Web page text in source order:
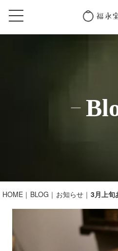
HOME BLOG お知らせ 3月上旬